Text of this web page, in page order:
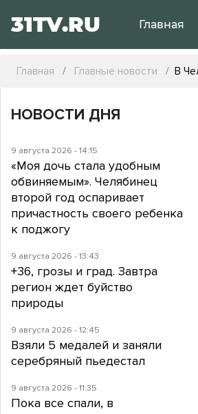
31TV.RU Главная
Главная Главные новости В
НОВОСТИ ДНЯ
9 августа 2026 - 14:15
«Моя дочь стала удобным
обвиняемым». Челябинец
второй год оспаривает
причастность своего ребенка
к поджогу
9 августа 2026 - 13:43
+36, грозы и град. Завтра
регион ждет буйство
природы
9 августа 2026 - 12:45
Взяли 5 медалей и заняли
серебряный пьедестал
9 августа 2026 - 11:35
Пока все спали, в